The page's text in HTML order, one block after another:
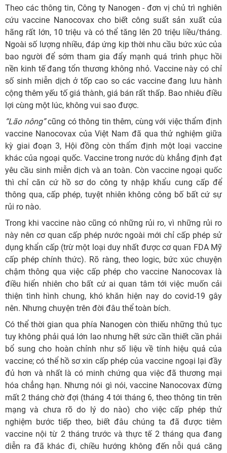
Theo các thông tin, Công ty Nanogen - đơn vị chủ trì nghiên
cứu vaccine Nanocovax cho biết công suất sản xuất của
hãng rất lớn, 10 triệu và có thể tăng lên 20 triệu liều/tháng.
Ngoài số lượng nhiều, đáp ứng kịp thời nhu cầu bức xúc của
bao người để sớm tham gia đẩy mạnh quá trình phục hồi
nền kinh tế đang tổn thương không nhỏ. Vaccine này có chỉ
số sinh miễn dịch ở tốp cao so các vaccine đang lưu hành
cộng thêm yếu tố giá thành, giá bán rất thấp. Bao nhiêu điều
lợi cùng một lúc, không vui sao được.
“Lão nông”cũng có thông tin thêm, cùng với việc thẩm định
vaccine Nanocovax của Việt Nam đã qua thử nghiệm giữa
kỳ giai đoạn 3, Hội đồng còn thẩm định một loại vaccine
khác của ngoại quốc. Vaccine trong nước dù khẳng định đạt
yêu cầu sinh miễn dịch và an toàn. Còn vaccine ngoại quốc
thì chỉ căn cứ hồ sơ do công ty nhập khẩu cung cấp để
thông qua, cấp phép, tuyệt nhiên không công bố bất cứ sự
rủi ro nào.
Trong khi vaccine nào cũng có những rủi ro, vì những rủi ro
này nên cơ quan cấp phép nước ngoài mới chỉ cấp phép sử
dụng khẩn cấp (trừ một loại duy nhất được cơ quan FDA Mỹ
cấp phép chính thức). Rõ ràng, theo logic, bức xúc chuyện
chậm thông qua việc cấp phép cho vaccine Nanocovax là
điều hiển nhiên cho bất cứ ai quan tâm tới việc muốn cải
thiện tình hình chung, khó khăn hiện nay do covid-19 gây
nên. Nhưng chuyện trên đời đâu thể toàn bích.
Có thể thời gian qua phía Nanogen còn thiếu những thủ tục
tuy không phải quá lớn lao nhưng hết sức cần thiết cần phải
bổ sung cho hoàn chỉnh như số liệu về tính hiệu quả của
vaccine; có thể hồ sơ xin cấp phép của vaccine ngoại lại đầy
đủ hơn và nhất là có minh chứng qua việc đã thương mại
hóa chẳng hạn. Nhưng nói gì nói, vaccine Nanocovax đừng
mất 2 tháng chờ đợi (tháng 4 tới tháng 6, theo thông tin trên
mạng và chưa rõ do lý do nào) cho việc cấp phép thử
nghiệm bước tiếp theo, biết đâu chúng ta đã được tiêm
vaccine nội từ 2 tháng trước và thực tế 2 tháng qua đang
diễn ra đã khác đi, chiều hướng không đến nỗi quá căng